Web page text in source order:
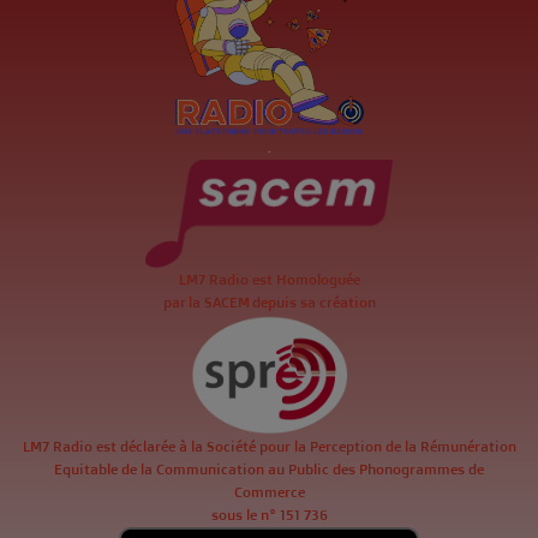
.
LM7 Radio est Homologuée
par la SACEM depuis sa création
LM7 Radio est déclarée à la Société pour la Perception de la Rémunération
Equitable de la Communication au Public des Phonogrammes de
Commerce
sous le n° 151 736